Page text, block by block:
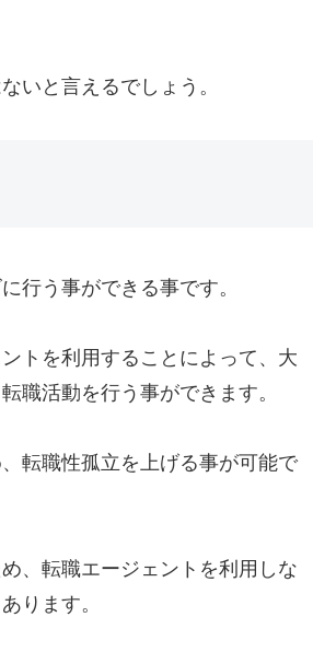
いと言えるでしょう。
行う事ができる事です。
トを利用することによって、大
職活動を行う事ができます。
転職性孤立を上げる事が可能で
、転職エージェントを利用しな
ります。